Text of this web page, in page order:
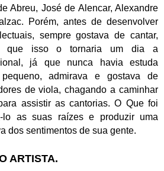
Abreu, José de Alencar, Alexandre
Porém, antes de desenvolver
sempre gostava de cantar,
que isso o tornaria um dia a
já que nunca havia estuda
admirava e gostava de
de viola, chagando a caminhar
assistir as cantorias. O Que foi
lo as suas raízes e produzir uma
dos sentimentos de sua gente.
ARTISTA.